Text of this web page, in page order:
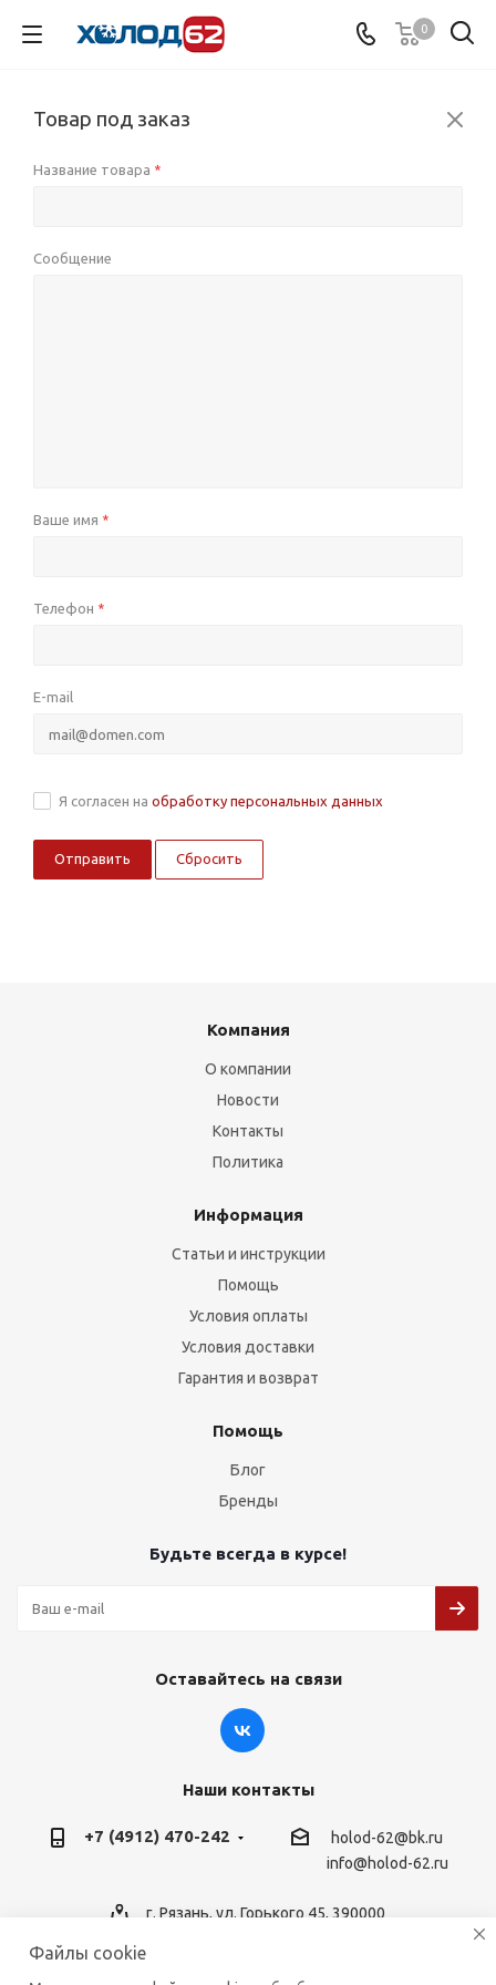
0
Товар под заказ
Название товара *
Сообщение
Ваше имя *
Телефон *
E-mail
Я согласен на обработку персональных данных
Сбросить
Компания
О компании
Новости
Контакты
Политика
Информация
Статьи и инструкции
Помощь
Условия оплаты
Условия доставки
Гарантия и возврат
Помощь
Блог
Бренды
Будьте всегда в курсе!
Оставайтесь на связи
Наши контакты
+7 (4912) 470-242
holod-62@bk.ru
info@holod-62.ru
г. Рязань, ул. Горького 45, 390000
Файлы cookie